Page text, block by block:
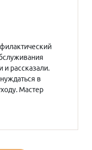
и рассказали.
в
Мастер